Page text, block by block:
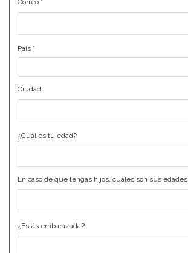
Correo *
País *
Ciudad
¿Cuál es tu edad?
En caso de que tengas hijos, cuáles son sus edades
¿Estás embarazada?